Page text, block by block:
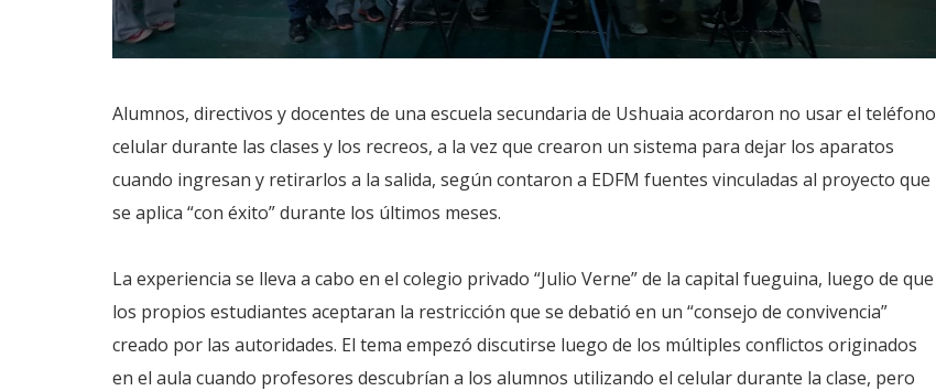
Alumnos, directivos y docentes de una escuela secundaria de Ushuaia acordaron no usar el teléfono
celular durante las clases y los recreos, a la vez que crearon un sistema para dejar los aparatos
cuando ingresan y retirarlos a la salida, según contaron a EDFM fuentes vinculadas al proyecto que
se aplica “con éxito” durante los últimos meses.
La experiencia se lleva a cabo en el colegio privado “Julio Verne” de la capital fueguina, luego de que
los propios estudiantes aceptaran la restricción que se debatió en un “consejo de convivencia”
creado por las autoridades. El tema empezó discutirse luego de los múltiples conflictos originados
en el aula cuando profesores descubrían a los alumnos utilizando el celular durante la clase, pero